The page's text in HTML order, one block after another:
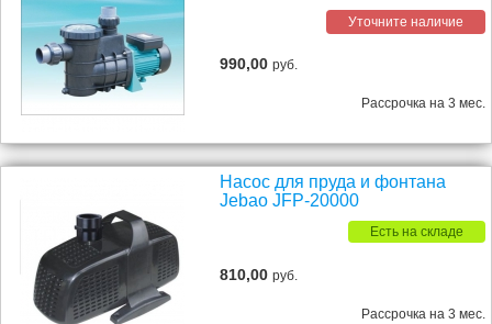
Уточните наличие
990,00руб.
Рассрочка на 3 мес.
Насос для пруда и фонтана
Jebao JFP-20000
Есть на складе
810,00руб.
Рассрочка на 3 мес.